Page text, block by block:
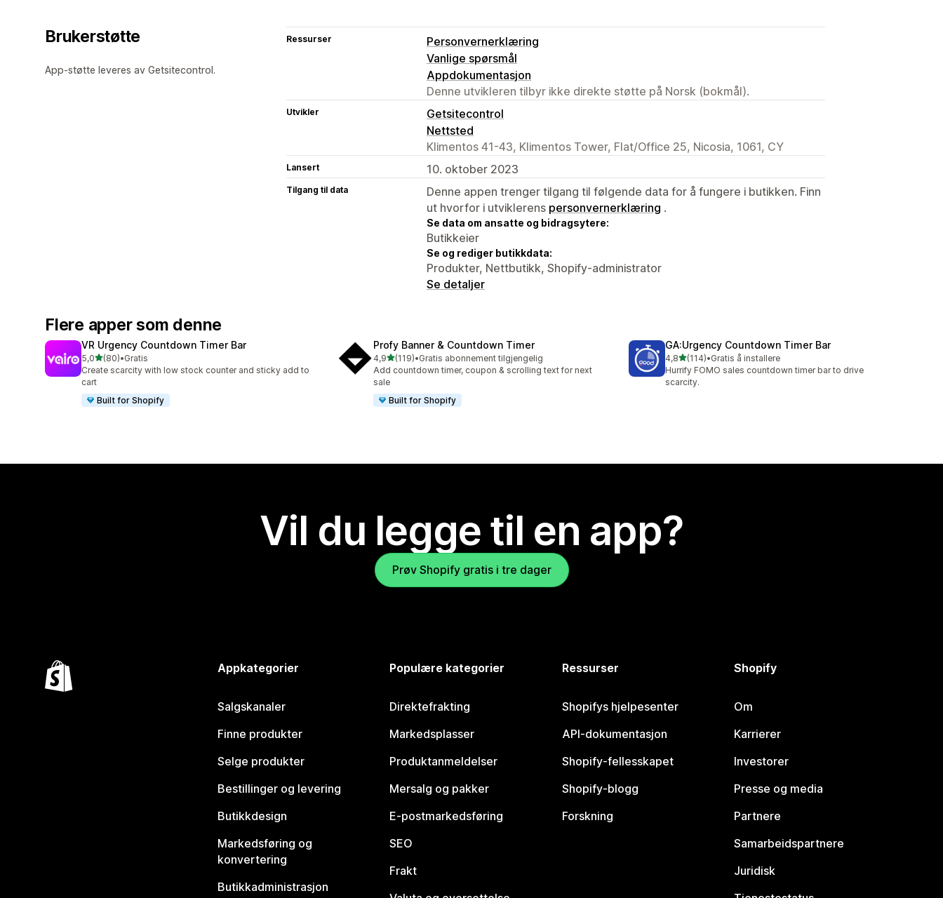
Brukerstøtte
App-støtte leveres av Getsitecontrol.
Ressurser
Personvernerklæring
Vanlige spørsmål
Appdokumentasjon
Denne utvikleren tilbyr ikke direkte støtte på Norsk (bokmål).
Utvikler
Getsitecontrol
Nettsted
Klimentos 41-43, Klimentos Tower, Flat/Office 25, Nicosia, 1061, CY
Lansert 10. oktober 2023
Tilgang til data
Denne appen trenger tilgang til følgende data for å fungere i butikken. Finn
ut hvorfor i utviklerens personvernerklæring .
Se data om ansatte og bidragsytere:
Butikkeier
Se og rediger butikkdata:
Produkter, Nettbutikk, Shopify-administrator
Se detaljer
Flere apper som denne
VR Urgency Countdown Timer Bar
5,0av 5 stjerner
(80)
Totalt 80 omtaler
•Gratis
Create scarcity with low stock counter and sticky add to
cart
Built for Shopify
Profy Banner & Countdown Timer
4,9av 5 stjerner
(119)
Totalt 119 omtaler
•Gratis abonnement tilgjengelig
Add countdown timer, coupon & scrolling text for next
sale
Built for Shopify
GA:Urgency Countdown Timer Bar
4,8av 5 stjerner
(114)
Totalt 114 omtaler
•Gratis å installere
Hurrify FOMO sales countdown timer bar to drive
scarcity.
Vil du legge til en app?
Prøv Shopify gratis i tre dager
Appkategorier
Salgskanaler
Finne produkter
Selge produkter
Bestillinger og levering
Butikkdesign
Markedsføring og
konvertering
Butikkadministrasjon
Populære kategorier
Direktefrakting
Markedsplasser
Produktanmeldelser
Mersalg og pakker
E-postmarkedsføring
SEO
Frakt
Ressurser
Shopifys hjelpesenter
API-dokumentasjon
Shopify-fellesskapet
Shopify-blogg
Forskning
Shopify
Om
Karrierer
Investorer
Presse og media
Partnere
Samarbeidspartnere
Juridisk